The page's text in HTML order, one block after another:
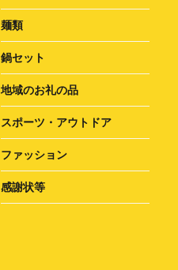
麺類
鍋セット
地域のお礼の品
スポーツ・アウトドア
ファッション
感謝状等